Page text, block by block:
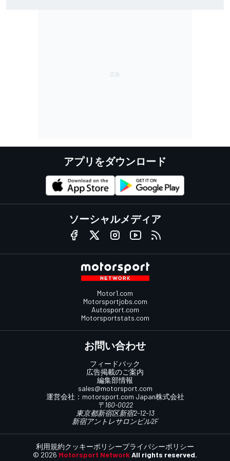
アプリをダウンロード
ソーシャルメディア
Motor1.com
Motorsportjobs.com
Autosport.com
Motorsportstats.com
お問い合わせ
フィードバック
広告掲載のご案内
編集部情報
sales@motorsport.com
運営会社： motorsport.com Japan株式会社
〒160-0022
東京都新宿区新宿2-12-13
新宿アントレサロンビル2F
© 2026 Motorsport Network All rights reserved.
利用規約クッキーポリシープライバシーポリシー